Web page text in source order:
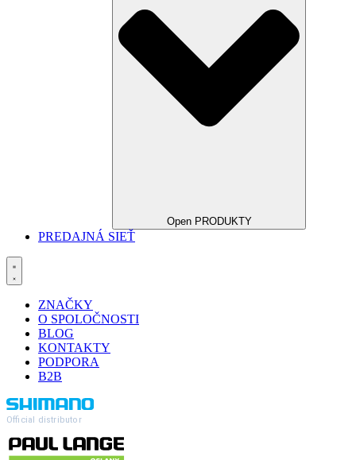
Open PRODUKTY
PREDAJNÁ SIEŤ
ZNAČKY
O SPOLOČNOSTI
BLOG
KONTAKTY
PODPORA
B2B
Official distributor